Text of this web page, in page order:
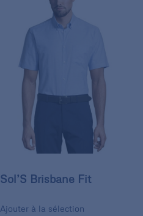
Sol’S Brisbane Fit
Ajouter à la sélection